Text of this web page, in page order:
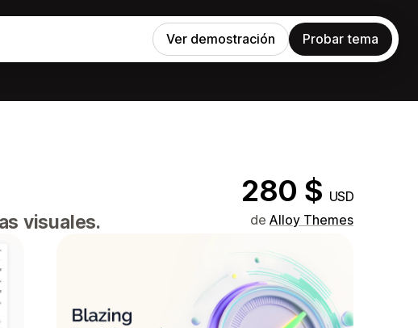
Ver demostración Probar tema
280 $ USD
visuales. de Alloy Themes